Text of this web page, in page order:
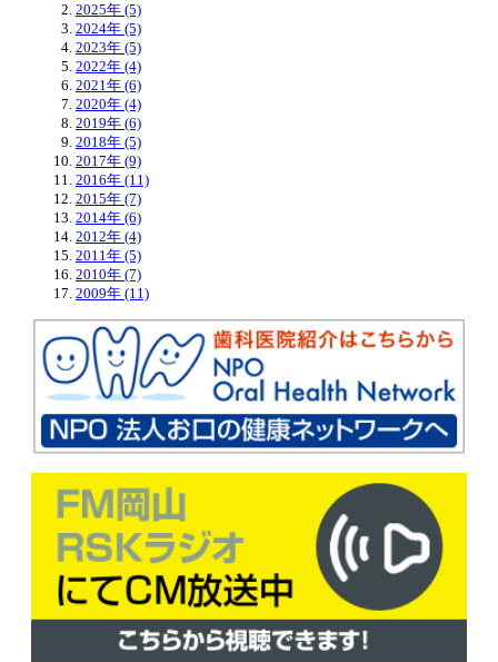
2025年 (5)
2024年 (5)
2023年 (5)
2022年 (4)
2021年 (6)
2020年 (4)
2019年 (6)
2018年 (5)
2017年 (9)
2016年 (11)
2015年 (7)
2014年 (6)
2012年 (4)
2011年 (5)
2010年 (7)
2009年 (11)